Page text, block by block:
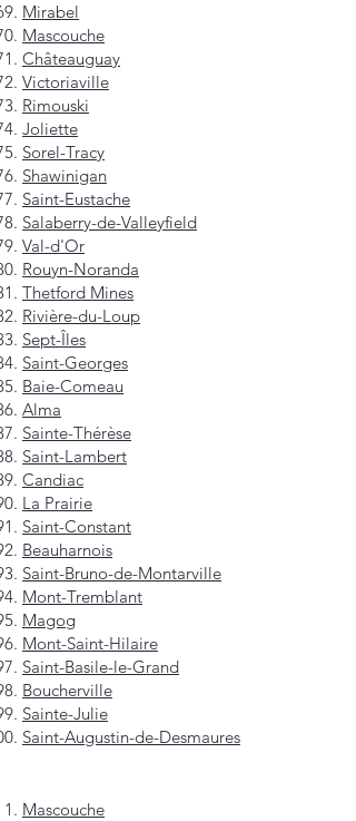
Mirabel
Mascouche
Châteauguay
Victoriaville
Rimouski
Joliette
Sorel-Tracy
Shawinigan
Saint-Eustache
Salaberry-de-Valleyfield
Val-d'Or
Rouyn-Noranda
Thetford Mines
Rivière-du-Loup
Sept-Îles
Saint-Georges
Baie-Comeau
Alma
Sainte-Thérèse
Saint-Lambert
Candiac
La Prairie
Saint-Constant
Beauharnois
Saint-Bruno-de-Montarville
Mont-Tremblant
Magog
Mont-Saint-Hilaire
Saint-Basile-le-Grand
Boucherville
Sainte-Julie
Saint-Augustin-de-Desmaures
Mascouche